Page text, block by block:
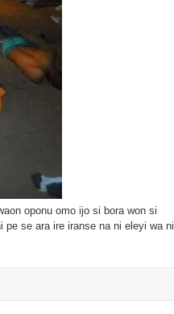
oponu omo ijo si bora won si
pe se ara ire iranse na ni eleyi wa ni